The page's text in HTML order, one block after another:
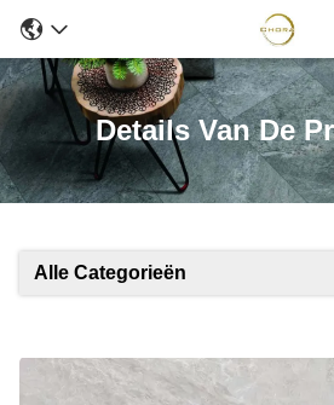
Details Van De
Alle Categorieën